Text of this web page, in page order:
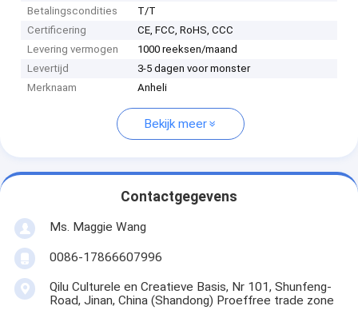
Betalingscondities
T/T
Certificering
CE, FCC, RoHS, CCC
Levering vermogen
1000 reeksen/maand
Levertijd
3-5 dagen voor monster
Merknaam
Anheli
Bekijk meer
Contactgegevens
Ms. Maggie Wang
0086-17866607996
Qilu Culturele en Creatieve Basis, Nr 101, Shunfeng-
Road, Jinan, China (Shandong) Proeffree trade zone